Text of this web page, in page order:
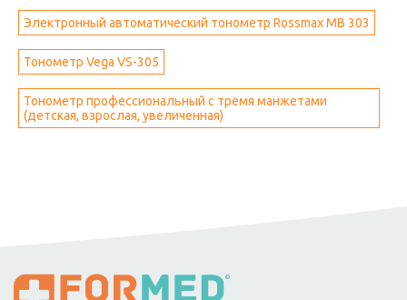
Электронный автоматический тонометр Rossmax MB 303
Тонометр Vega VS-305
Тонометр профессиональный с тремя манжетами
(детская, взрослая, увеличенная)